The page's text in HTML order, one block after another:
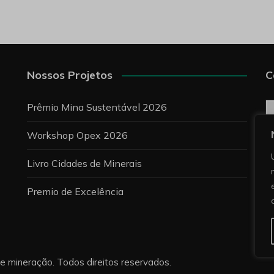
Nossos Projetos
Prêmio Mina Sustentável 2026
Workshop Opex 2026
Livro Cidades de Minerais
Premio de Excelência
mineração. Todos direitos reservados.